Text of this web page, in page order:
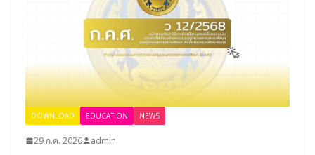
DOWNLOAD EDUCATION NEWS
29 ก.ค. 2026 admin